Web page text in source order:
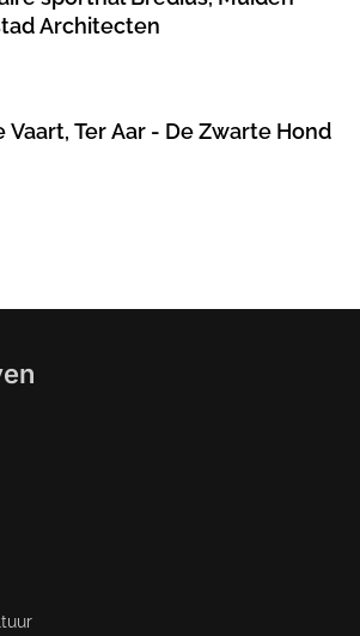
Architecten
Vaart, Ter Aar - De Zwarte Hond